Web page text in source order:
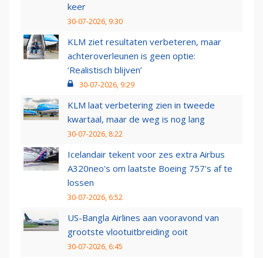
keer
30-07-2026, 9:30
KLM ziet resultaten verbeteren, maar
achteroverleunen is geen optie:
‘Realistisch blijven’
30-07-2026, 9:29
KLM laat verbetering zien in tweede
kwartaal, maar de weg is nog lang
30-07-2026, 8:22
Icelandair tekent voor zes extra Airbus
A320neo's om laatste Boeing 757's af te
lossen
30-07-2026, 6:52
US-Bangla Airlines aan vooravond van
grootste vlootuitbreiding ooit
30-07-2026, 6:45